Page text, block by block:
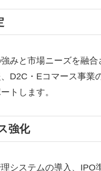
みと市場ニーズを融
D2C・Eコマース事業
トします。
強化
システムの導入、IPO